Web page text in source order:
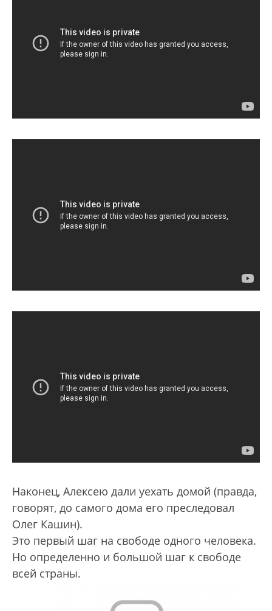
Наконец, Алексею дали уехать домой (правда,
говорят, до самого дома его преследовал
Олег Кашин).
Это первый шаг на свободе одного человека.
Но определенно и большой шаг к свободе
всей страны.